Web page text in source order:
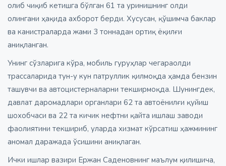
олиб чиқиб кетишга бўлган 61 та уринишнинг олди
олингани ҳақида ахборот берди. Хусусан, қўшимча баклар
ва канистраларда жами 3 тоннадан ортиқ ёқилғи
аниқланган.
Унинг сўзларига кўра, мобиль гуруҳлар чегараолди
трассаларида тун-у кун патруллик қилмоқда ҳамда бензин
ташувчи ва автоцистерналарни текширмоқда. Шунингдек,
давлат даромадлари органлари 62 та автоёнилғи қуйиш
шохобчаси ва 22 та кичик нефтни қайта ишлаш заводи
фаолиятини текшириб, уларда хизмат кўрсатиш ҳажмининг
аномал даражада ўсишини аниқлаган.
Ички ишлар вазири Ержан Саденовнинг маълум қилишича,